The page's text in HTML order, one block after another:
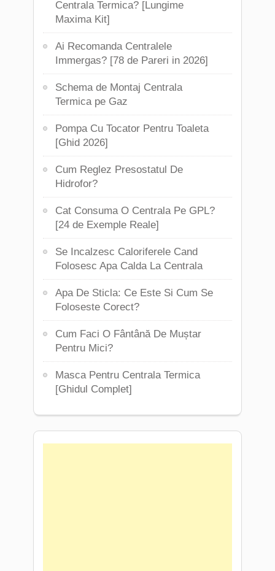
Centrala Termica? [Lungime
Maxima Kit]
Ai Recomanda Centralele
Immergas? [78 de Pareri in 2026]
Schema de Montaj Centrala
Termica pe Gaz
Pompa Cu Tocator Pentru Toaleta
[Ghid 2026]
Cum Reglez Presostatul De
Hidrofor?
Cat Consuma O Centrala Pe GPL?
[24 de Exemple Reale]
Se Incalzesc Caloriferele Cand
Folosesc Apa Calda La Centrala
Apa De Sticla: Ce Este Si Cum Se
Foloseste Corect?
Cum Faci O Fântână De Muștar
Pentru Mici?
Masca Pentru Centrala Termica
[Ghidul Complet]